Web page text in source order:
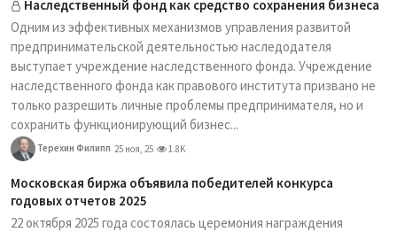
Наследственный фонд как средство сохранения бизнеса
Одним из эффективных механизмов управления развитой
предпринимательской деятельностью наследодателя
выступает учреждение наследственного фонда. Учреждение
наследственного фонда как правового института призвано не
только разрешить личные проблемы предпринимателя, но и
сохранить функционирующий бизнес...
Терехин Филипп 25 ноя, 25 1.8K
Московская биржа объявила победителей конкурса
годовых отчетов 2025
22 октября 2025 года состоялась церемония награждения